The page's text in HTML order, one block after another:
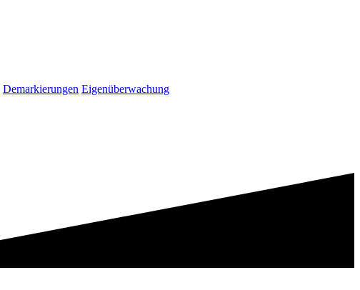
Demarkierungen Eigenüberwachung